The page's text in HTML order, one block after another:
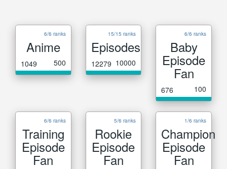
6/6 ranks
Anime
1049 500
15/15 ranks
Episodes
12279 10000
6/6 ranks
Baby
Episode
Fan
676 100
6/6 ranks
Training
Episode
Fan
5/6 ranks
Rookie
Episode
Fan
1/6 ranks
Champion
Episode
Fan